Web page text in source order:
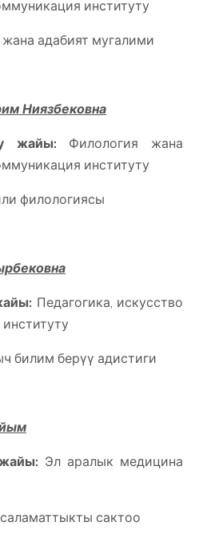
институту
адабият мугалими
Ниязбековна
жайы: Филология жана
институту
филологиясы
Педагогика, искусство
билим берүү адистиги
Эл аралык медицина
сактоо